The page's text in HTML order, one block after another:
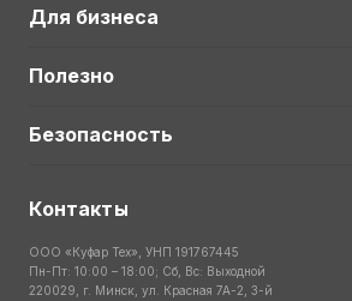
Для бизнеса
Полезно
Безопасность
Контакты
ООО «Куфар Тех», УНП 191767445
Пн-Пт: 10:00 – 18:00; Сб, Вс: Выходной
220029, г. Минск, ул. Красная 7А-2, 3-й